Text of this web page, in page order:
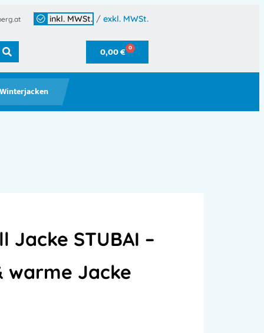
inkl. MWSt. / exkl. MWSt.
0,00€ 0
Winterjacken
STUBAI –
warme Jacke